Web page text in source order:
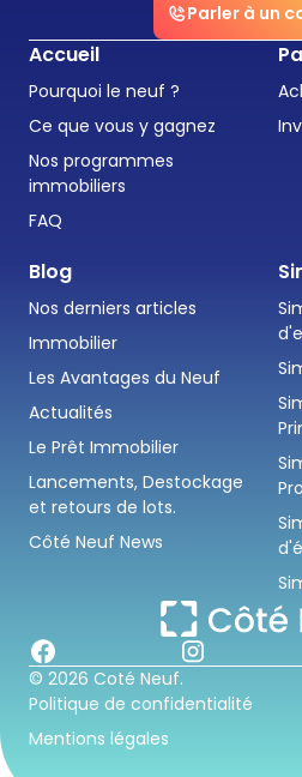
Parler à un
Accueil
Pourquoi le neuf ?
Ce que vous y gagnez
Nos programmes
immobiliers
FAQ
Blog
Nos derniers articles
Immobilier
Les Avantages du Neuf
Actualités
Le Prêt Immobilier
Lancements, Destockage
et retours de lots.
Côté Neuf News
Pro
© 2026 Coté Neuf.
Politique de confidentialité
Mentions légales